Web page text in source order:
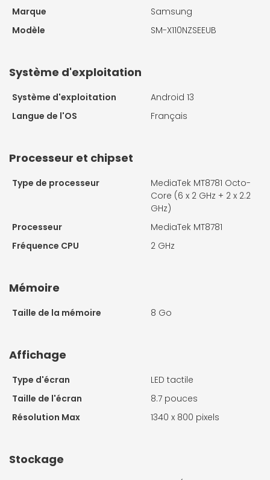
Marque
Samsung
Modèle
SM-X110NZSEEUB
Système d'exploitation
Système d'exploitation
Android 13
Langue de l'OS
Français
Processeur et chipset
Type de processeur
MediaTek MT8781 Octo-
Core (6 x 2 GHz + 2 x 2.2
GHz)
Processeur
MediaTek MT8781
Fréquence CPU
2 GHz
Mémoire
Taille de la mémoire 8 Go
Affichage
Type d'écran
LED tactile
Taille de l'écran
8.7 pouces
Résolution Max
1340 x 800 pixels
Stockage